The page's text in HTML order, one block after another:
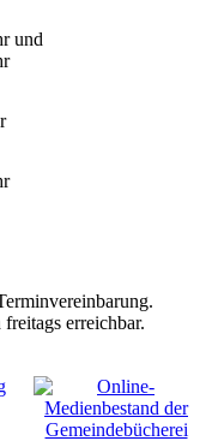
und
erreichbar.